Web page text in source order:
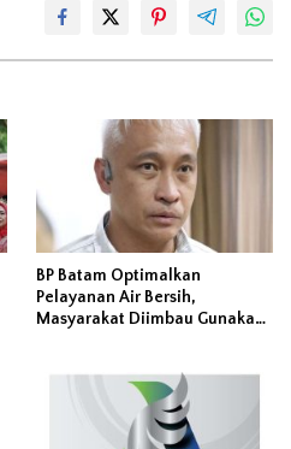
BP Batam Optimalkan
Pelayanan Air Bersih,
Masyarakat Diimbau Gunakan